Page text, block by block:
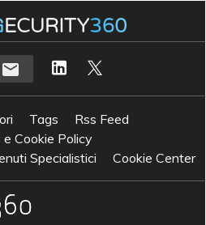
Tags
Rss Feed
Cookie Policy
Specialistici
Cookie Center